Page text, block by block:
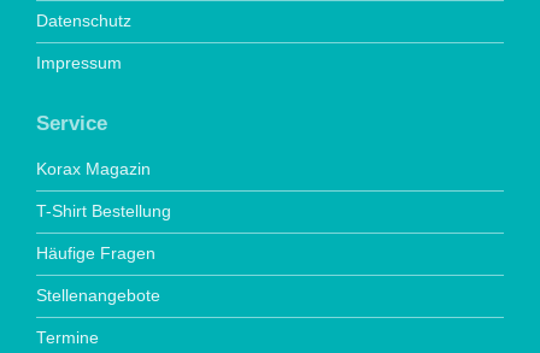
Datenschutz
Impressum
Service
Korax Magazin
T-Shirt Bestellung
Häufige Fragen
Stellenangebote
Termine